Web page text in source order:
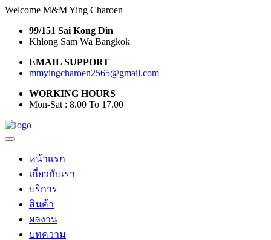
Welcome M&M Ying Charoen
99/151 Sai Kong Din
Khlong Sam Wa Bangkok
EMAIL SUPPORT
mmyingcharoen2565@gmail.com
WORKING HOURS
Mon-Sat : 8.00 To 17.00
หน้าแรก
เกี่ยวกับเรา
บริการ
สินค้า
ผลงาน
บทความ